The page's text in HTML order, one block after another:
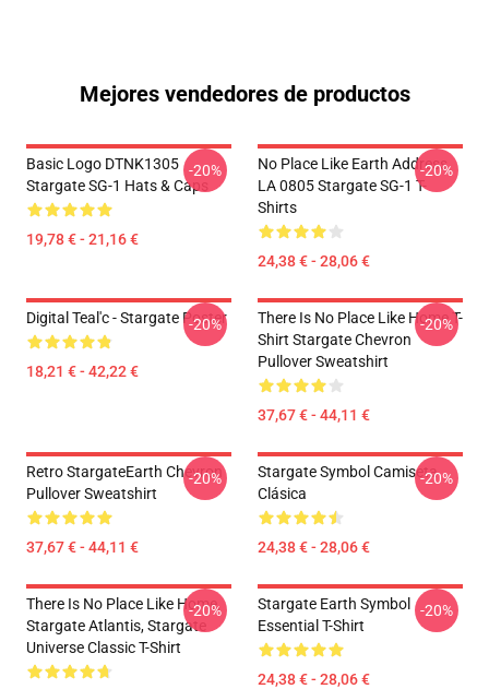
Mejores vendedores de productos
Basic Logo DTNK1305
Stargate SG-1 Hats & Caps
19,78 € - 21,16 €
-20%
No Place Like Earth Address
LA 0805 Stargate SG-1 T-
Shirts
24,38 € - 28,06 €
-20%
Digital Teal'c - Stargate Poster
18,21 € - 42,22 €
-20%
There Is No Place Like Home T-
Shirt Stargate Chevron
Pullover Sweatshirt
37,67 € - 44,11 €
-20%
Retro StargateEarth Chevron
Pullover Sweatshirt
37,67 € - 44,11 €
-20%
Stargate Symbol Camiseta
Clásica
24,38 € - 28,06 €
-20%
There Is No Place Like Home,
Stargate Atlantis, Stargate
Universe Classic T-Shirt
-20%
Stargate Earth Symbol
Essential T-Shirt
24,38 € - 28,06 €
-20%